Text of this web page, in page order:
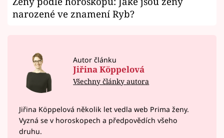
narozené ve znamení Ryb?
Autor článku
Jiřina Köppelová
Všechny články autora
Jiřina Köppelová několik let vedla web Prima ženy.
Vyzná se v horoskopech a předpovědích všeho
druhu.